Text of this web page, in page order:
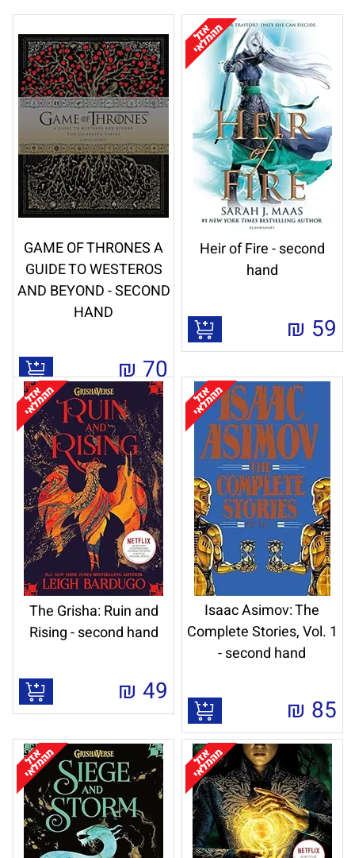
Heir of Fire - second
hand
59
₪
GAME OF THRONES A
GUIDE TO WESTEROS
AND BEYOND - SECOND
HAND
70
₪
Isaac Asimov: The
Complete Stories, Vol. 1
- second hand
85
₪
The Grisha: Ruin and
Rising - second hand
49
₪